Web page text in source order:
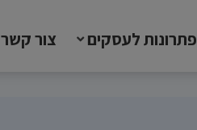
פתרונות לעסקים צור קשר